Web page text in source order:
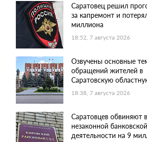
Саратовец решил
за капремонт и
миллиона
18:52, 7 августа 2026
Озвучены основные
обращений жителей в
Саратовскую
18:38, 7 августа 2026
Саратовцев обвиняют в
незаконной банковской
деятельности на 9